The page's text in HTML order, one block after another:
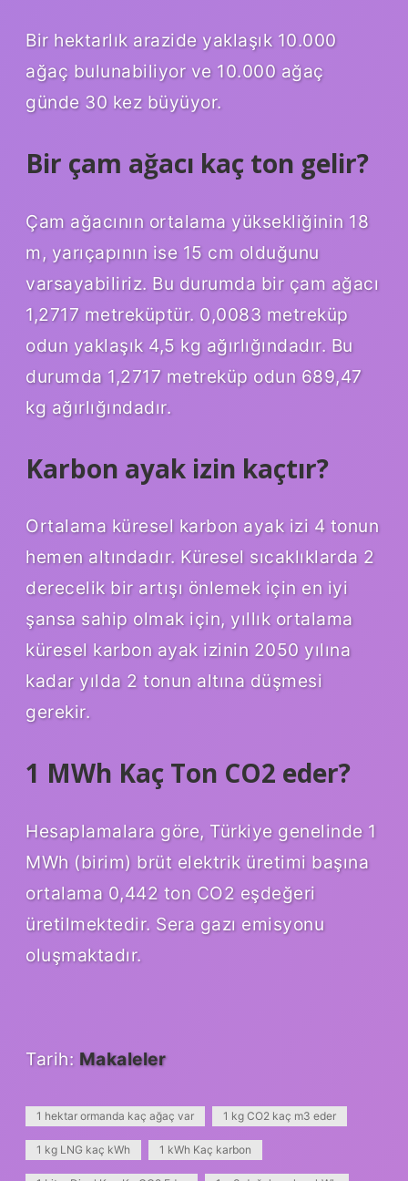
Bir hektarlık arazide yaklaşık 10.000
ağaç bulunabiliyor ve 10.000 ağaç
günde 30 kez büyüyor.
Bir çam ağacı kaç ton gelir?
Çam ağacının ortalama yüksekliğinin 18
m, yarıçapının ise 15 cm olduğunu
varsayabiliriz. Bu durumda bir çam ağacı
1,2717 metreküptür. 0,0083 metreküp
odun yaklaşık 4,5 kg ağırlığındadır. Bu
durumda 1,2717 metreküp odun 689,47
kg ağırlığındadır.
Karbon ayak izin kaçtır?
Ortalama küresel karbon ayak izi 4 tonun
hemen altındadır. Küresel sıcaklıklarda 2
derecelik bir artışı önlemek için en iyi
şansa sahip olmak için, yıllık ortalama
küresel karbon ayak izinin 2050 yılına
kadar yılda 2 tonun altına düşmesi
gerekir.
1 MWh Kaç Ton CO2 eder?
Hesaplamalara göre, Türkiye genelinde 1
MWh (birim) brüt elektrik üretimi başına
ortalama 0,442 ton CO2 eşdeğeri
üretilmektedir. Sera gazı emisyonu
oluşmaktadır.
Tarih: Makaleler
1 hektar ormanda kaç ağaç var 1 kg CO2 kaç m3 eder
1 kg LNG kaç kWh 1 kWh Kaç karbon